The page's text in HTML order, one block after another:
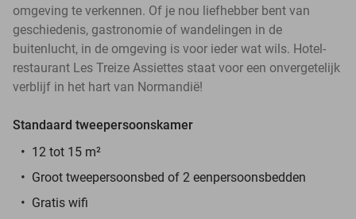
omgeving te verkennen. Of je nou liefhebber bent van
geschiedenis, gastronomie of wandelingen in de
buitenlucht, in de omgeving is voor ieder wat wils. Hotel-
restaurant Les Treize Assiettes staat voor een onvergetelijk
verblijf in het hart van Normandië!
Standaard tweepersoonskamer
12 tot 15 m²
Groot tweepersoonsbed of 2 eenpersoonsbedden
Gratis wifi